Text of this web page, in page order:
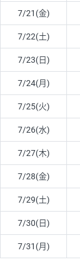
7/21(金)
7/22(土)
7/23(日)
7/24(月)
7/25(火)
7/26(水)
7/27(木)
7/28(金)
7/29(土)
7/30(日)
7/31(月)